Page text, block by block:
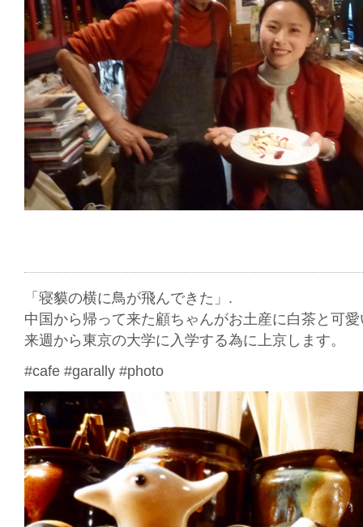
「寝貘の横に鳥が飛んできた」.
中国から帰って来た顧ちゃんがお土産に白茶と可
来週から東京の大学に入学する為に上京します。
#cafe #garally #photo